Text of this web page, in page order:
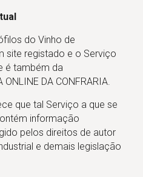
do Vinho de
site registado e o Serviço
é também da
DA CONFRARIA.
que tal Serviço a que se
informação
pelos direitos de autor
e demais legislação